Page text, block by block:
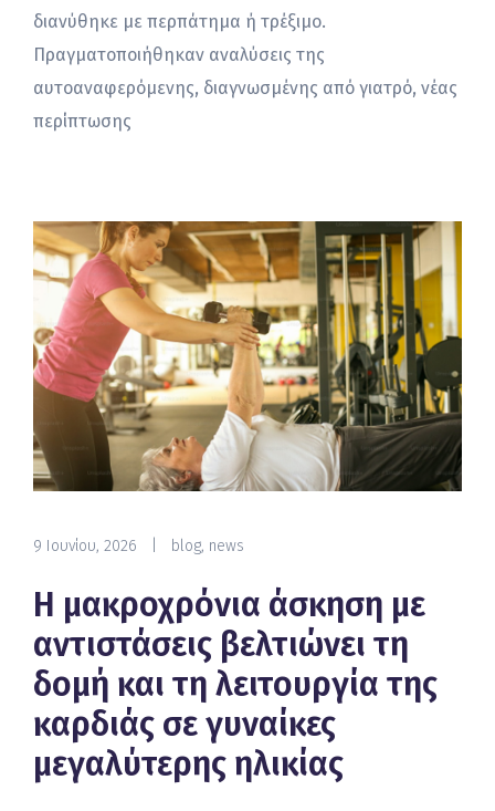
διανύθηκε με περπάτημα ή τρέξιμο.
Πραγματοποιήθηκαν αναλύσεις της
αυτοαναφερόμενης, διαγνωσμένης από γιατρό, νέας
περίπτωσης
9 Ιουνίου, 2026 blog, news
Η μακροχρόνια άσκηση με
αντιστάσεις βελτιώνει τη
δομή και τη λειτουργία της
καρδιάς σε γυναίκες
μεγαλύτερης ηλικίας